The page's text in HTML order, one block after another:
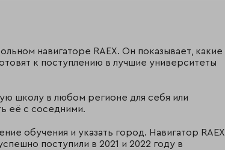
навигаторе RAEX. Он показывает, какие
к поступлению в лучшие университеты
школу в любом регионе для себя или
её с соседними.
обучения и указать город. Навигатор RAEX
поступили в 2021 и 2022 году в